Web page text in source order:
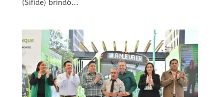
(Sifide) brindó...